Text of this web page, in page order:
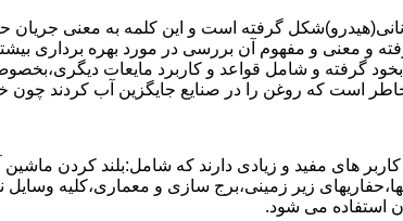
گرفته است و این کلمه به معنی
و معنی و مفهوم آن بررسی در مورد بهره برداری
گرفته و شامل قواعد و کاربرد مایعات
است که روغن را در صنایع جایگزین آب کردند چون
های مفید و زیادی دارند که شامل:بلند کردن ماشین
زیر زمینی،برج سازی و معماری،کلیه وسایل
استفاده می شود.